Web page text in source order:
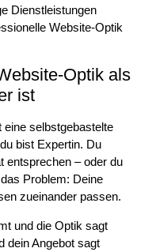
Dienstleistungen
Website-Optik
Optik als
ist
selbstgebastelte
bist Expertin. Du
entsprechen – oder du
Problem: Deine
zueinander passen.
und die Optik sagt
dein Angebot sagt